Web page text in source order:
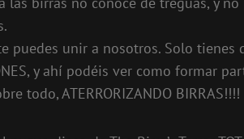
puedes unir a nosotros. Solo tienes
y ahí podéis ver como formar
todo, ATERRORIZANDO BIRRAS!!!!